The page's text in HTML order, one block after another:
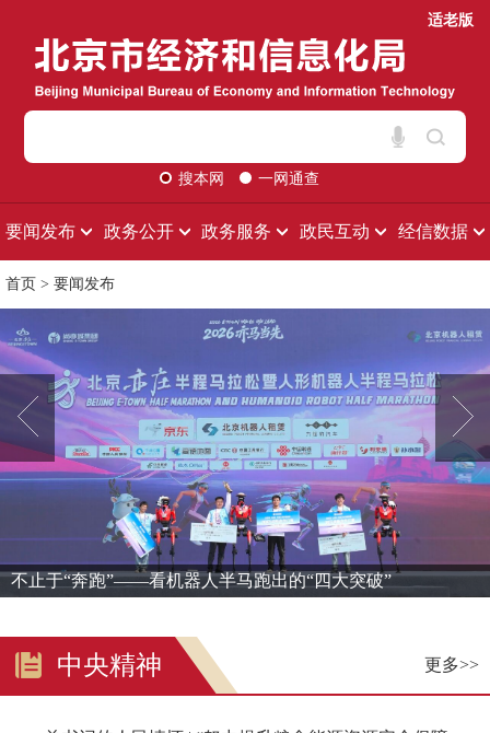
适老版
搜本网 一网通查
要闻发布 政务公开 政务服务 政民互动 经信数据
首页 > 要闻发布
不止于“奔跑”——看机器人半马跑出的“四大突破”
中央精神 更多>>